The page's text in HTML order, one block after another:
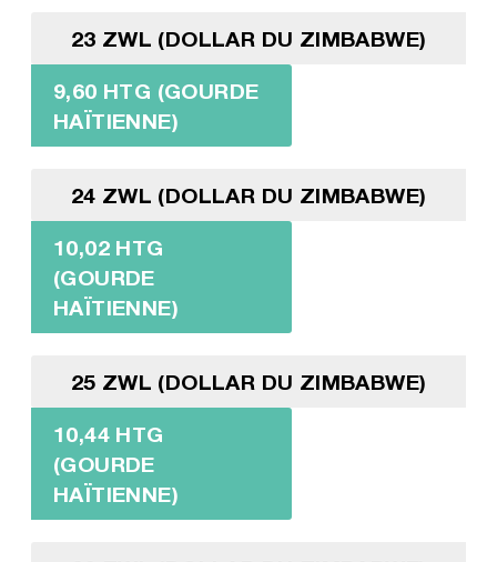
23 ZWL (DOLLAR DU ZIMBABWE)
9,60 HTG (GOURDE
HAÏTIENNE)
24 ZWL (DOLLAR DU ZIMBABWE)
10,02 HTG
(GOURDE
HAÏTIENNE)
25 ZWL (DOLLAR DU ZIMBABWE)
10,44 HTG
(GOURDE
HAÏTIENNE)